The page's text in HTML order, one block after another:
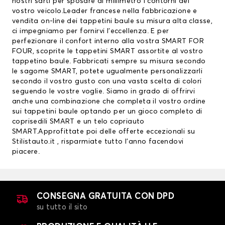
vostro veicolo.Leader francese nella fabbricazione e
vendita on-line dei tappetini baule su misura alta classe,
ci impegniamo per fornirvi l’eccellenza. E per
perfezionare il confort interno alla vostra SMART FOR
FOUR, scoprite le tappetini SMART
assortite al vostro
tappetino baule. Fabbricati sempre su misura secondo
le sagome SMART, potete ugualmente personalizzarli
secondo il vostro gusto con una vasta scelta di colori
seguendo le vostre voglie. Siamo in grado di offrirvi
anche una combinazione che completa il vostro ordine
sui tappetini baule optando per un gioco completo di
coprisedili SMART
e un telo copriauto
SMART.Approfittate poi delle offerte eccezionali su
Stilistauto.it , risparmiate tutto l’anno facendovi
piacere.
CONSEGNA GRATUITA CON DPD
su tutto il sito